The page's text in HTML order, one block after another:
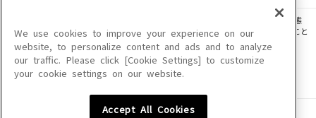
このサイトに掲載されている一切の文章・画像・写真・動画・音声等を、手段や形態
を問わず、著作権法の定める範囲を超えて無断で複製、転載、ファイル化などすること
を禁じます。
楽曲及びコンテンツは、機種によりご利用いただけない場合があります。
楽曲及びコンテンツの配信日、配信内容が変更になる場合があります。
We use cookies to improve your experience on our
website, to personalize content and ads and to analyze
our traffic. Please click [Cookie Settings] to customize
your cookie settings on our website.
Accept All Cookies